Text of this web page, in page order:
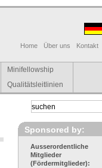
Home Über uns Kontakt
Minifellowship
Qualitätsleitlinien
Sponsored by:
Ausserordentliche
Mitglieder
(Fördermitglieder):